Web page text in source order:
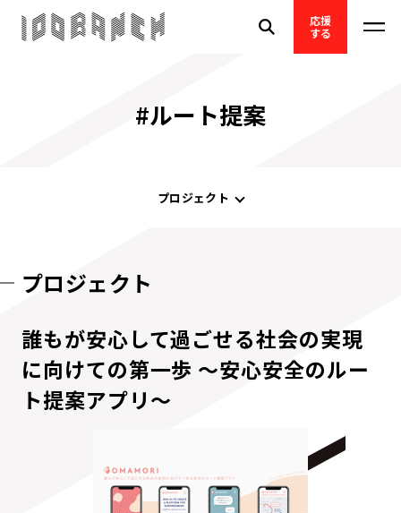
応援
する
#ルート提案
プロジェクト
プロジェクト
誰もが安心して過ごせる社会の実現
に向けての第一歩 〜安心安全のルー
ト提案アプリ〜